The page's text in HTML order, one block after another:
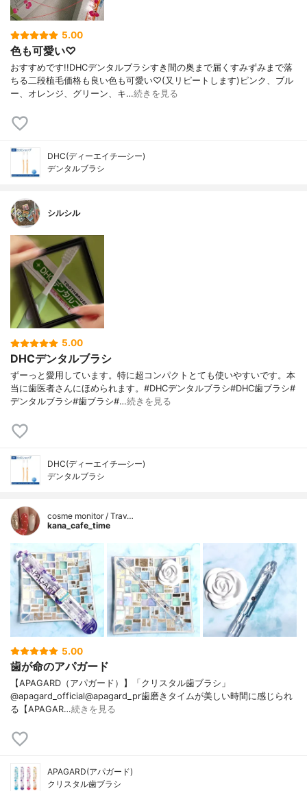
5.00
色も可愛い♡
おすすめです!!DHCデンタルブラシすき間の奥まで届くすみずみまで落
ちる二段植毛価格も良い色も可愛い♡(又リピートします)ピンク、ブル
ー、オレンジ、グリーン、キ…続きを見る
DHC(ディーエイチ―シー)
デンタルブラシ
シルシル
5.00
DHCデンタルブラシ
ずーっと愛用しています。特に超コンパクトとても使いやすいです。本
当に歯医者さんにほめられます。#DHCデンタルブラシ#DHC歯ブラシ#
デンタルブラシ#歯ブラシ#…続きを見る
DHC(ディーエイチ―シー)
デンタルブラシ
cosme monitor / Trav…
kana_cafe_time
5.00
歯が命のアパガード
【APAGARD（アパガード）】「クリスタル歯ブラシ」
@apagard_official@apagard_pr歯磨きタイムが美しい時間に感じられ
る【APAGAR…続きを見る
APAGARD(アパガード)
クリスタル歯ブラシ